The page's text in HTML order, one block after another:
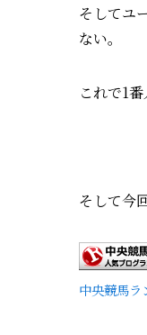
そしてユ
ない。
これで1
そして今
中央競馬ラ